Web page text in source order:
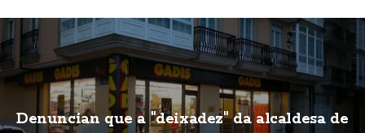
Denuncian que a "deixadez" da alcaldesa de